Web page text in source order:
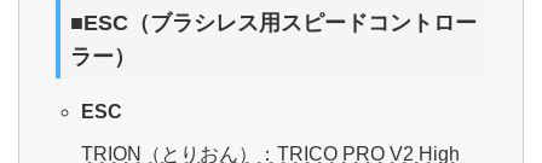
■ESC（ブラシレス用スピードコントロー
ラー）
ESC
TRION（とりおん）：TRICO PRO V2 High